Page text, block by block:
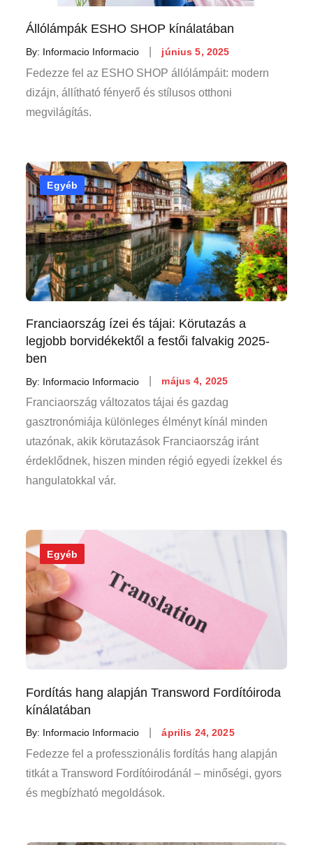
Állólámpák ESHO SHOP kínálatában
By: Informacio Informacio
Posted
on
június 5, 2025
Fedezze fel az ESHO SHOP állólámpáit: modern
dizájn, állítható fényerő és stílusos otthoni
megvilágítás.
Egyéb
Franciaország ízei és tájai: Körutazás a
legjobb borvidékektől a festői falvakig 2025-
ben
By: Informacio Informacio
Posted
on
május 4, 2025
Franciaország változatos tájai és gazdag
gasztronómiája különleges élményt kínál minden
utazónak, akik körutazások Franciaország iránt
érdeklődnek, hiszen minden régió egyedi ízekkel és
hangulatokkal vár.
Egyéb
Fordítás hang alapján Transword Fordítóiroda
kínálatában
By: Informacio Informacio
Posted
on
április 24, 2025
Fedezze fel a professzionális fordítás hang alapján
titkát a Transword Fordítóirodánál – minőségi, gyors
és megbízható megoldások.